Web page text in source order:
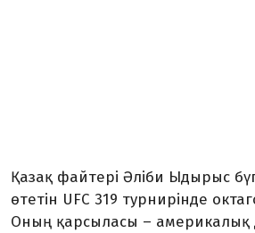
Қазақ файтері Әліби Ыдырыс
өтетін UFC 319 турнирінде
Оның қарсыласы – америкалық